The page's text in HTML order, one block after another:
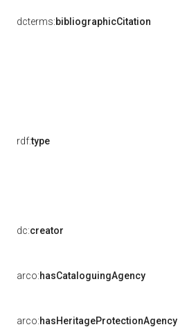
dcterms:bibliographicCitation
rdf:type
dc:creator
arco:hasCataloguingAgency
arco:hasHeritageProtectionAgency